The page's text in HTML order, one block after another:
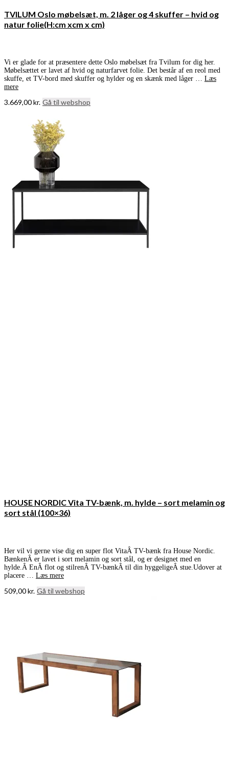
TVILUM Oslo møbelsæt, m. 2 låger og 4 skuffer – hvid og
natur folie(H:cm xcm x cm)
Vi er glade for at præsentere dette Oslo møbelsæt fra Tvilum for dig her.
Møbelsættet er lavet af hvid og naturfarvet folie. Det består af en reol med
skuffe, et TV-bord med skuffer og hylder og en skænk med låger … Læs
mere
3.669,00kr. Gå til webshop
HOUSE NORDIC Vita TV-bænk, m. hylde – sort melamin og
sort stål (100×36)
Her vil vi gerne vise dig en super flot VitaÂ TV-bænk fra House Nordic.
BænkenÂ er lavet i sort melamin og sort stål, og er designet med en
hylde.Â EnÂ flot og stilrenÂ TV-bænkÂ til din hyggeligeÂ stue.Udover at
placere … Læs mere
509,00kr. Gå til webshop